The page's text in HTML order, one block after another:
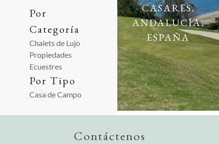
Por
Categoría
Chalets de Lujo
Propiedades
Ecuestres
Por Tipo
Casa de Campo
CASARES,
ANDALUCÍA,
ESPAÑA
Contáctenos